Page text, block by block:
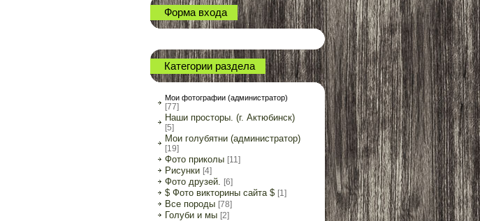
Форма входа
Категории раздела
Мои фотографии (администратор)
[77]
Наши просторы. (г. Актюбинск)
[5]
Мои голубятни (администратор)
[19]
Фото приколы [11]
Рисунки [4]
Фото друзей. [6]
$ Фото викторины сайта $ [1]
Все породы [78]
Голуби и мы [2]